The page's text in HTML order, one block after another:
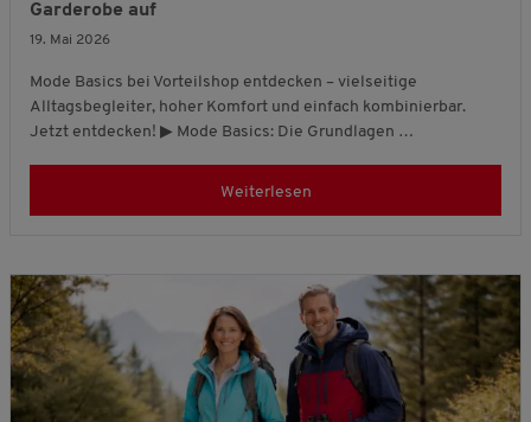
Garderobe auf
19. Mai 2026
Mode Basics bei Vorteilshop entdecken – vielseitige
Alltagsbegleiter, hoher Komfort und einfach kombinierbar.
Jetzt entdecken! ▶ Mode Basics: Die Grundlagen …
Weiterlesen